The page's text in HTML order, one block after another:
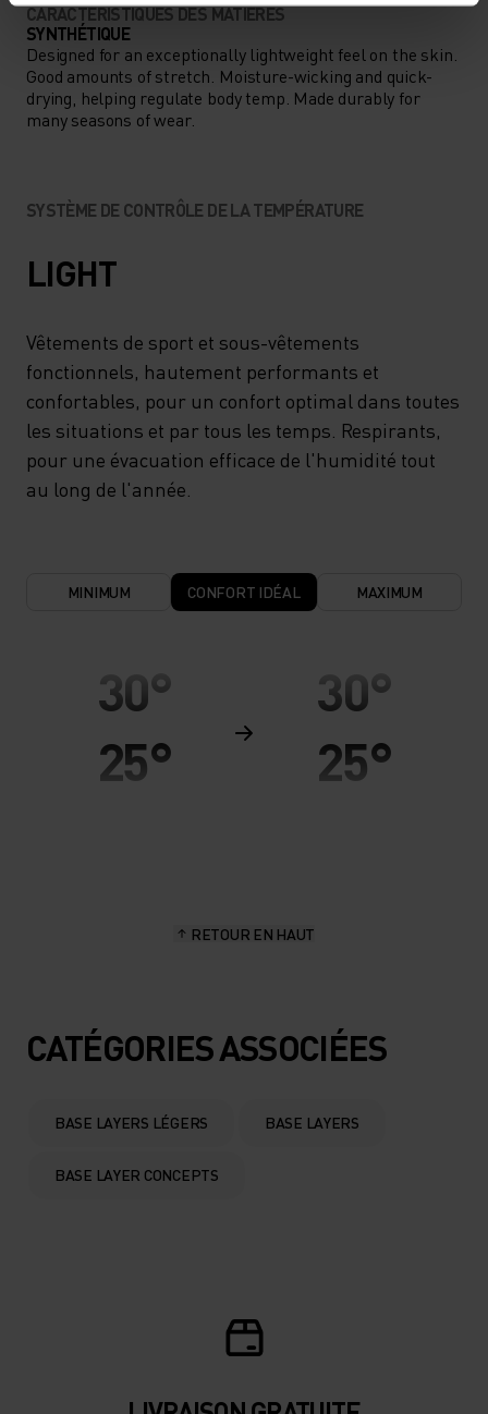
CARACTÉRISTIQUES DES MATIÈRES
SYNTHÉTIQUE
Designed for an exceptionally lightweight feel on the skin.
Good amounts of stretch. Moisture-wicking and quick-
drying, helping regulate body temp. Made durably for
many seasons of wear.
SYSTÈME DE CONTRÔLE DE LA TEMPÉRATURE
LIGHT
Vêtements de sport et sous-vêtements
fonctionnels, hautement performants et
confortables, pour un confort optimal dans toutes
les situations et par tous les temps. Respirants,
pour une évacuation efficace de l'humidité tout
au long de l'année.
MINIMUM CONFORT IDÉAL MAXIMUM
30°
25°
5°
0°
-5°
-20°
30°
25°
5°
0°
-20°
RETOUR EN HAUT
CATÉGORIES ASSOCIÉES
BASE LAYERS LÉGERS BASE LAYERS
BASE LAYER CONCEPTS